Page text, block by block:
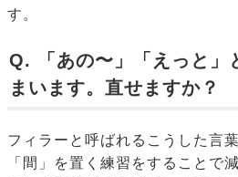
す。
Q. 「あの〜」「えっと」
まいます。直せますか？
フィラーと呼ばれるこうした言
「間」を置く練習をすることで